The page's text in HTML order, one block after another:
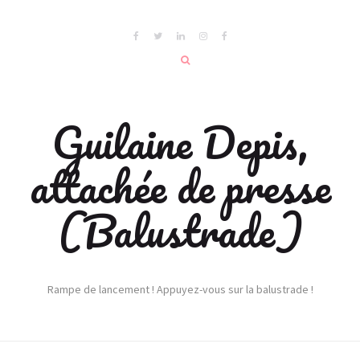
Guilaine Depis,
attachée de presse
(Balustrade)
Rampe de lancement ! Appuyez-vous sur la balustrade !